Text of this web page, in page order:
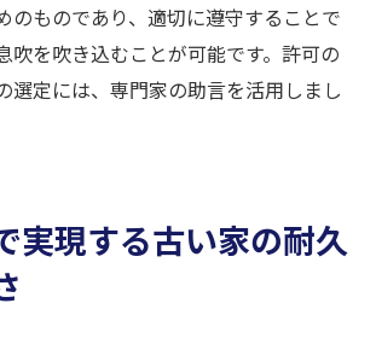
のものであり、適切に遵守することで
吹を吹き込むことが可能です。許可の
選定には、専門家の助言を活用しまし
実現する古い家の耐久